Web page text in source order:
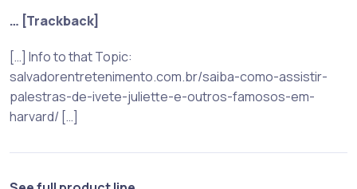
… [Trackback]
[…] Info to that Topic:
salvadorentretenimento.com.br/saiba-como-assistir-
palestras-de-ivete-juliette-e-outros-famosos-em-
harvard/ […]